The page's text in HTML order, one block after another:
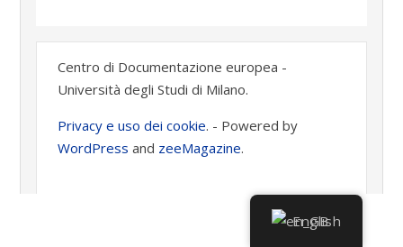
Centro di Documentazione europea -
Università degli Studi di Milano.
Privacy e uso dei cookie. - Powered by
WordPress and zeeMagazine.
English